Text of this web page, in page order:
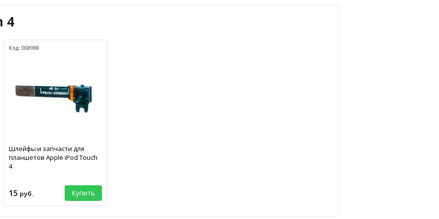
4
Код: 008988
Шлейфы и запчасти для
планшетов Apple iPod Touch
4
15 руб. Купить